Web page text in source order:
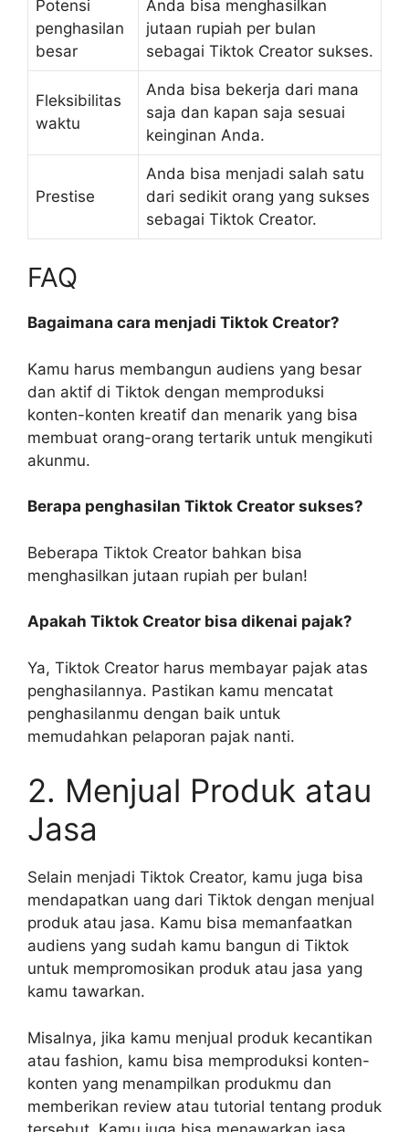
Potensi
penghasilan
besar
Anda bisa menghasilkan
jutaan rupiah per bulan
sebagai Tiktok Creator sukses.
Fleksibilitas
waktu
Anda bisa bekerja dari mana
saja dan kapan saja sesuai
keinginan Anda.
Prestise
Anda bisa menjadi salah satu
dari sedikit orang yang sukses
sebagai Tiktok Creator.
FAQ
Bagaimana cara menjadi Tiktok Creator?
Kamu harus membangun audiens yang besar
dan aktif di Tiktok dengan memproduksi
konten-konten kreatif dan menarik yang bisa
membuat orang-orang tertarik untuk mengikuti
akunmu.
Berapa penghasilan Tiktok Creator sukses?
Beberapa Tiktok Creator bahkan bisa
menghasilkan jutaan rupiah per bulan!
Apakah Tiktok Creator bisa dikenai pajak?
Ya, Tiktok Creator harus membayar pajak atas
penghasilannya. Pastikan kamu mencatat
penghasilanmu dengan baik untuk
memudahkan pelaporan pajak nanti.
2. Menjual Produk atau
Jasa
Selain menjadi Tiktok Creator, kamu juga bisa
mendapatkan uang dari Tiktok dengan menjual
produk atau jasa. Kamu bisa memanfaatkan
audiens yang sudah kamu bangun di Tiktok
untuk mempromosikan produk atau jasa yang
kamu tawarkan.
Misalnya, jika kamu menjual produk kecantikan
atau fashion, kamu bisa memproduksi konten-
konten yang menampilkan produkmu dan
memberikan review atau tutorial tentang produk